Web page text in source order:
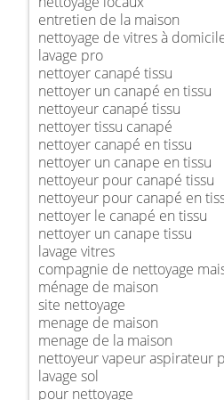
entretien de la maison
nettoyage de vitres à
lavage pro
nettoyer canapé tissu
nettoyer un canapé en tissu
nettoyeur canapé tissu
nettoyer tissu canapé
nettoyer canapé en tissu
nettoyer un canape en tissu
nettoyeur pour canapé tissu
nettoyeur pour canapé en
nettoyer le canapé en tissu
nettoyer un canape tissu
lavage vitres
compagnie de nettoyage
ménage de maison
site nettoyage
menage de maison
menage de la maison
nettoyeur vapeur aspirateur
lavage sol
pour nettoyage